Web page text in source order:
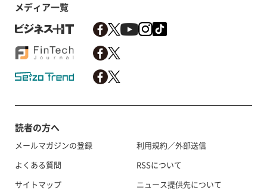
メディア一覧
読者の方へ
メールマガジンの登録
よくある質問
サイトマップ
利用規約／外部送信
RSSについて
ニュース提供先について